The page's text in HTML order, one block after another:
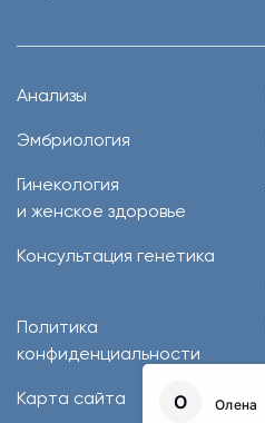
Анализы
Эмбриология
Гинекология
и женское здоровье
Консультация генетика
Политика
конфиденциальности
Карта сайта